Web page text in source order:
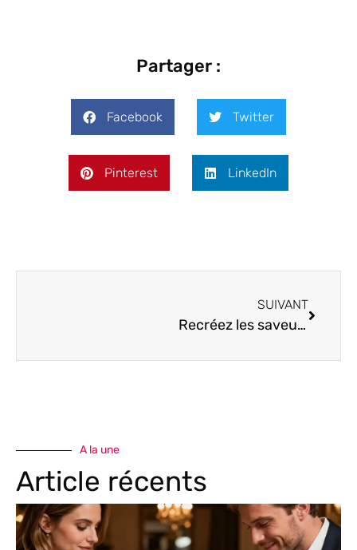
Partager :
Facebook Twitter
Pinterest LinkedIn
SUIVANT
Recréez les saveurs authentiques de l’Italie avec nos recettes de traiteurs italiens.
A la une
Article récents